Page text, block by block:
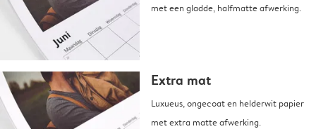
met een gladde, halfmatte afwerking.
Extra mat
Luxueus, ongecoat en helderwit papier
met extra matte afwerking.